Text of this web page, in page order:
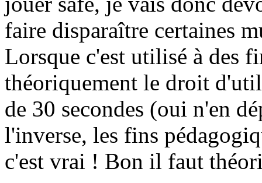
faire disparaître certaines
Lorsque c'est utilisé à des
théoriquement le droit
de 30 secondes (oui n'en
l'inverse, les fins
c'est vrai ! Bon il faut